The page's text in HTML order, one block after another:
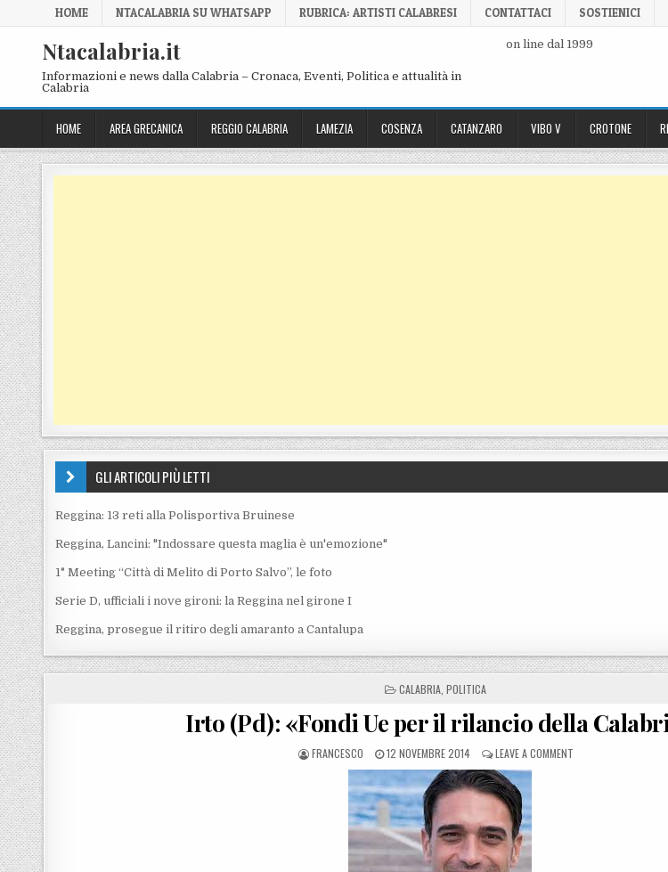
Skip to content
HOME NTACALABRIA SU WHATSAPP RUBRICA: ARTISTI CALABRESI CONTATTACI SOSTIENICI
Ntacalabria.it
Informazioni e news dalla Calabria – Cronaca, Eventi, Politica e attualità in
Calabria
on line dal 1999
HOME AREA GRECANICA REGGIO CALABRIA LAMEZIA COSENZA CATANZARO VIBO V CROTONE
GLI ARTICOLI PIÙ LETTI
Reggina: 13 reti alla Polisportiva Bruinese
Reggina, Lancini: "Indossare questa maglia è un'emozione"
1° Meeting “Città di Melito di Porto Salvo”, le foto
Serie D, ufficiali i nove gironi: la Reggina nel girone I
Reggina, prosegue il ritiro degli amaranto a Cantalupa
POSTED IN
CALABRIA ,POLITICA
Irto (Pd): «Fondi Ue per il rilancio della
POSTED BY
FRANCESCO POSTED ON
12 NOVEMBRE 2014 LEAVE A COMMENTON IRTO (PD): «FONDI